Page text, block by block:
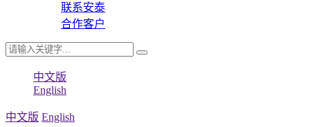
联系安泰
合作客户
中文版
English
中文版 English